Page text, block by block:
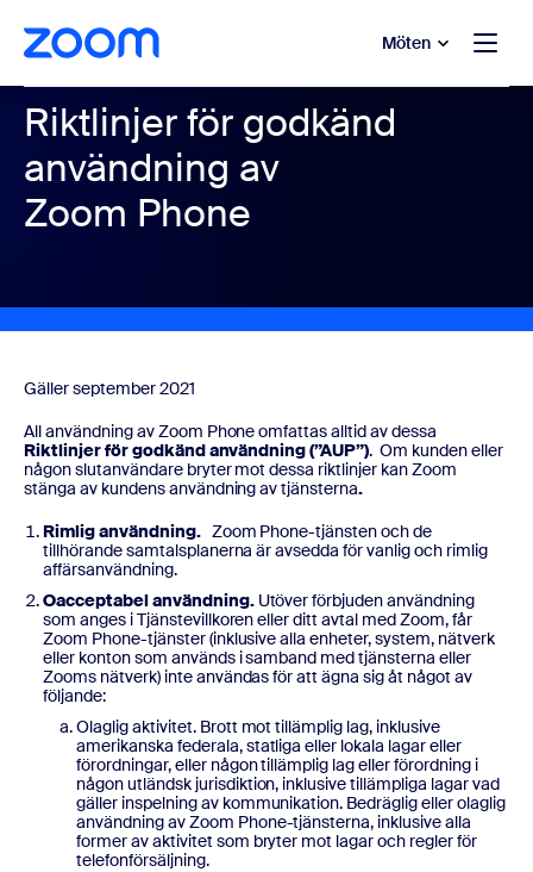
huvudinnehåll
till hjälpchatt Möten
Riktlinjer för godkänd
användning av
Zoom Phone
Gäller september 2021
All användning av Zoom Phone omfattas alltid av dessa
Riktlinjer för godkänd användning (”AUP”). Om kunden eller
någon slutanvändare bryter mot dessa riktlinjer kan Zoom
stänga av kundens användning av tjänsterna.
Rimlig användning. Zoom Phone-tjänsten och de
tillhörande samtalsplanerna är avsedda för vanlig och rimlig
affärsanvändning.
Oacceptabel användning.Utöver förbjuden användning
som anges i Tjänstevillkoren eller ditt avtal med Zoom, får
Zoom Phone-tjänster (inklusive alla enheter, system, nätverk
eller konton som används i samband med tjänsterna eller
Zooms nätverk) inte användas för att ägna sig åt något av
följande:
Olaglig aktivitet. Brott mot tillämplig lag, inklusive
amerikanska federala, statliga eller lokala lagar eller
förordningar, eller någon tillämplig lag eller förordning i
någon utländsk jurisdiktion, inklusive tillämpliga lagar vad
gäller inspelning av kommunikation. Bedräglig eller olaglig
användning av Zoom Phone-tjänsterna, inklusive alla
former av aktivitet som bryter mot lagar och regler för
telefonförsäljning.